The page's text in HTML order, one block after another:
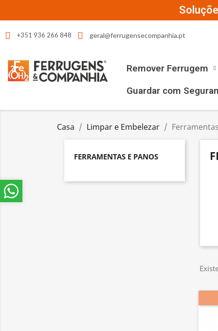
+351 936 266 848 geral@ferrugensecompanhia.pt
Remover Ferrugem
Guardar com
Casa Limpar e Embelezar
FERRAMENTAS E PANOS